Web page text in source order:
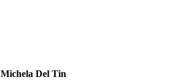
Michela Del Tin